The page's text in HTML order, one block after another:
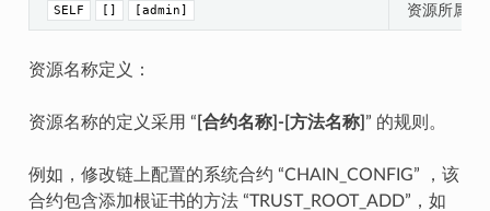
SELF [] [admin] 资源所属组
资源名称定义：
资源名称的定义采用 “ [合约名称]-[方法名称] ” 的规则。
例如，修改链上配置的系统合约 “CHAIN_CONFIG” ，该
合约包含添加根证书的方法 “TRUST_ROOT_ADD”，如